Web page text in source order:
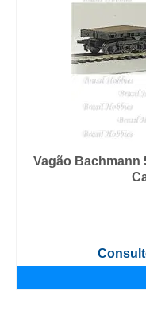
Vagão Bachmann